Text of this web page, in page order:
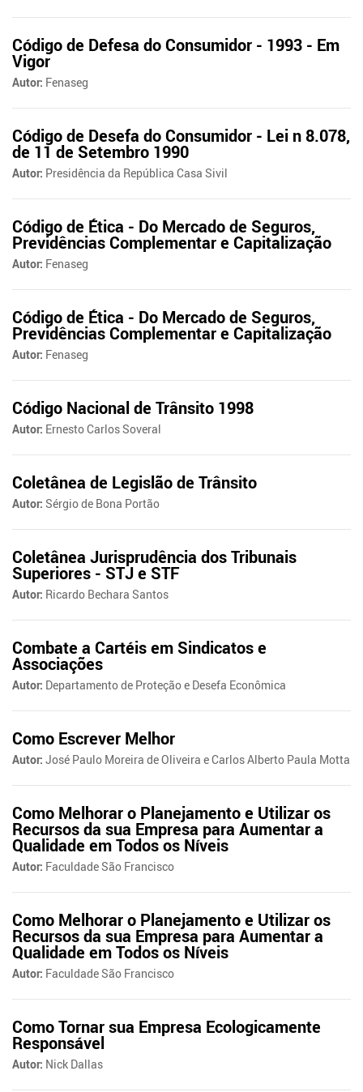
Código de Defesa do Consumidor - 1993 - Em
Vigor
Autor: Fenaseg
Código de Desefa do Consumidor - Lei n 8.078,
de 11 de Setembro 1990
Autor: Presidência da República Casa Sivil
Código de Ética - Do Mercado de Seguros,
Previdências Complementar e Capitalização
Autor: Fenaseg
Código de Ética - Do Mercado de Seguros,
Previdências Complementar e Capitalização
Autor: Fenaseg
Código Nacional de Trânsito 1998
Autor: Ernesto Carlos Soveral
Coletânea de Legislão de Trânsito
Autor: Sérgio de Bona Portão
Coletânea Jurisprudência dos Tribunais
Superiores - STJ e STF
Autor: Ricardo Bechara Santos
Combate a Cartéis em Sindicatos e
Associações
Autor: Departamento de Proteção e Desefa Econômica
Como Escrever Melhor
Autor: José Paulo Moreira de Oliveira e Carlos Alberto Paula Motta
Como Melhorar o Planejamento e Utilizar os
Recursos da sua Empresa para Aumentar a
Qualidade em Todos os Níveis
Autor: Faculdade São Francisco
Como Melhorar o Planejamento e Utilizar os
Recursos da sua Empresa para Aumentar a
Qualidade em Todos os Níveis
Autor: Faculdade São Francisco
Como Tornar sua Empresa Ecologicamente
Responsável
Autor: Nick Dallas